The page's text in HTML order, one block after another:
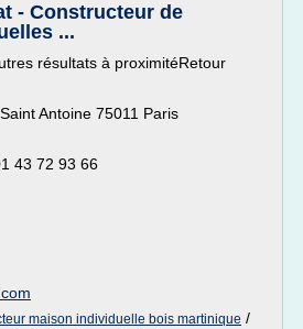
- Constructeur de
...
résultats à proximitéRetour
Antoine 75011 Paris
43 72 93 66
maison individuelle bois martinique /